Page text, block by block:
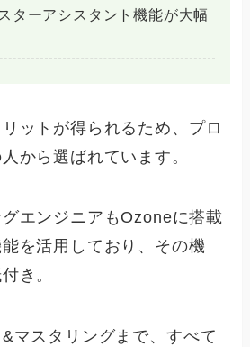
ターアシスタント機能が大幅
ットが得られるため、プロ
から選ばれています。
エンジニアもOzoneに搭載
を活用しており、その機
き。
マスタリングまで、すべて